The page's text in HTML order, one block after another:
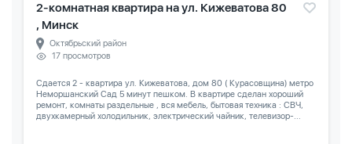
2-комнатная квартира на ул. Кижеватова 80
, Минск
Октябрьский район
17 просмотров
Сдается 2 - квартира ул. Кижеватова, дом 80 ( Курасовщина) метро
Неморшанский Сад 5 минут пешком. В квартире сделан хороший
ремонт, комнаты раздельные , вся мебель, бытовая техника : СВЧ,
двухкамерный холодильник, электрический чайник, телевизор-...